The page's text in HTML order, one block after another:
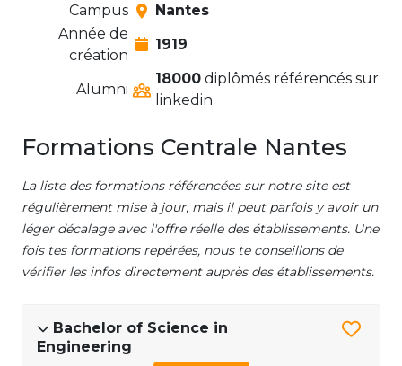
Campus
Nantes
Année de
création
1919
Alumni
18000 diplômés référencés sur
linkedin
Formations Centrale Nantes
La liste des formations référencées sur notre site est
régulièrement mise à jour, mais il peut parfois y avoir un
léger décalage avec l'offre réelle des établissements. Une
fois tes formations repérées, nous te conseillons de
vérifier les infos directement auprès des établissements.
Bachelor of Science in
Engineering